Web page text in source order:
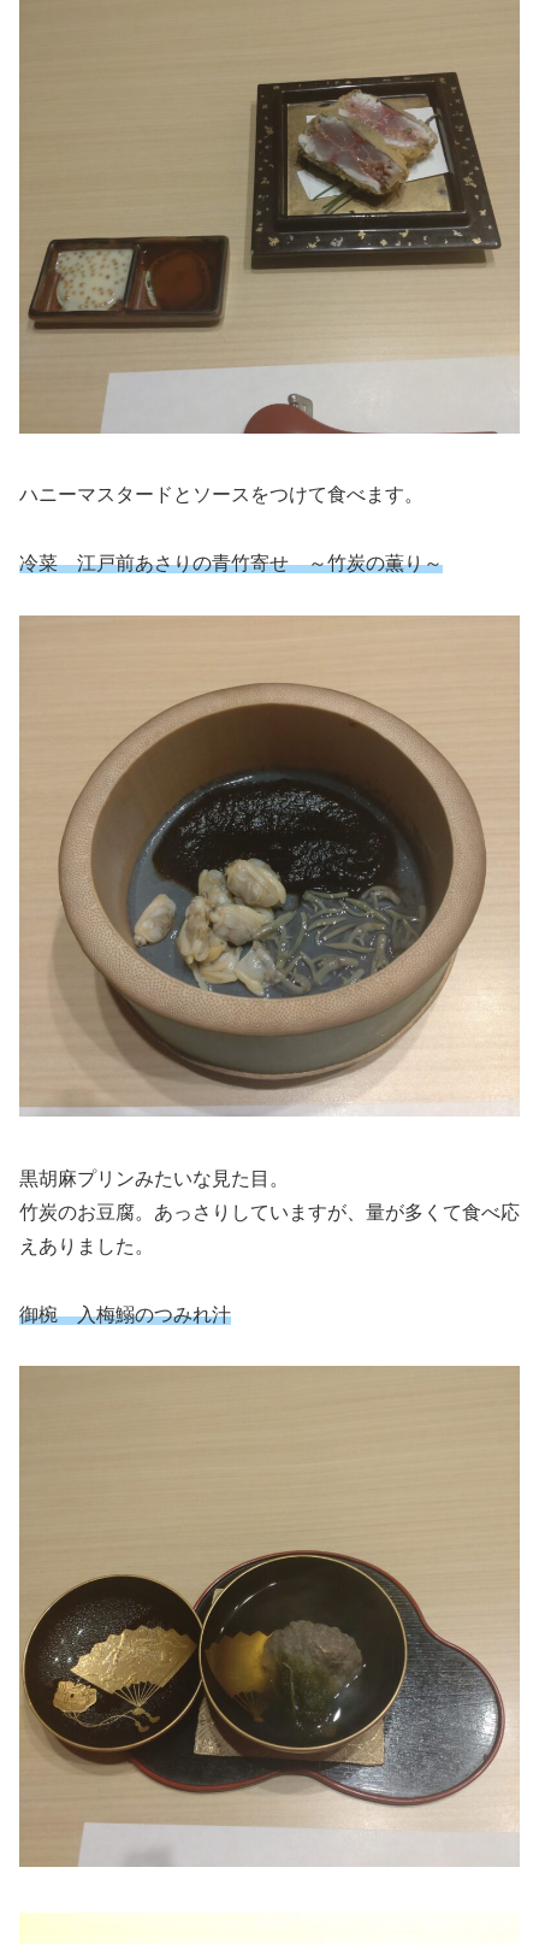
ハニーマスタードとソースをつけて食べます。
冷菜 江戸前あさりの青竹寄せ ～竹炭の薫り～
黒胡麻プリンみたいな見た目。
竹炭のお豆腐。あっさりしていますが、量が多くて食べ応
えありました。
御椀 入梅鰯のつみれ汁